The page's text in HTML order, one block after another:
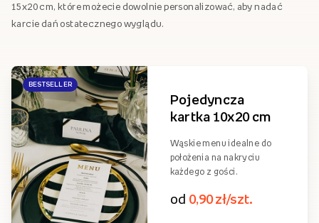
Ostatnio oglądane
Rodzaje menu
Formaty menu weselnych
Do wyboru oferujemy dwa różne formaty menu weselnego: 10x20 i
15x20 cm, które możecie dowolnie personalizować, aby nadać